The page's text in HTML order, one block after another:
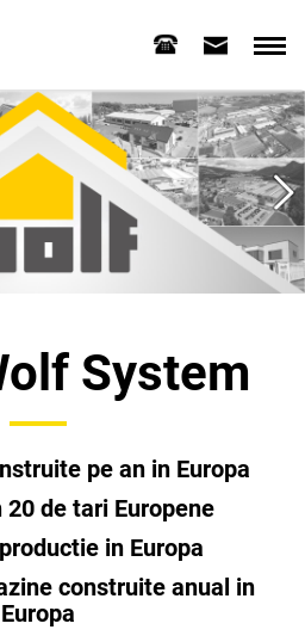
System
pe an in Europa
de tari Europene
in Europa
construite anual in
Europa